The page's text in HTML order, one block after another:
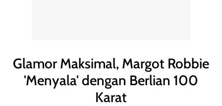
Glamor Maksimal, Margot Robbie
'Menyala' dengan Berlian 100
Karat